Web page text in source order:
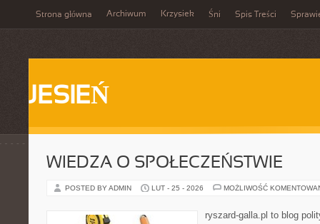
Strona główna Archiwum Krzysiek Śni Spis Treści
JESIEŃ
WIEDZA O SPOŁECZEŃSTWIE
POSTED BY ADMIN LUT - 25 - 2026 MOŻLIWOŚĆ
ryszard-galla.pl to blog